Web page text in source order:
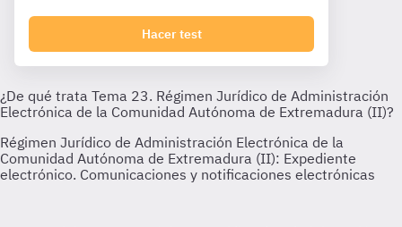
Hacer test